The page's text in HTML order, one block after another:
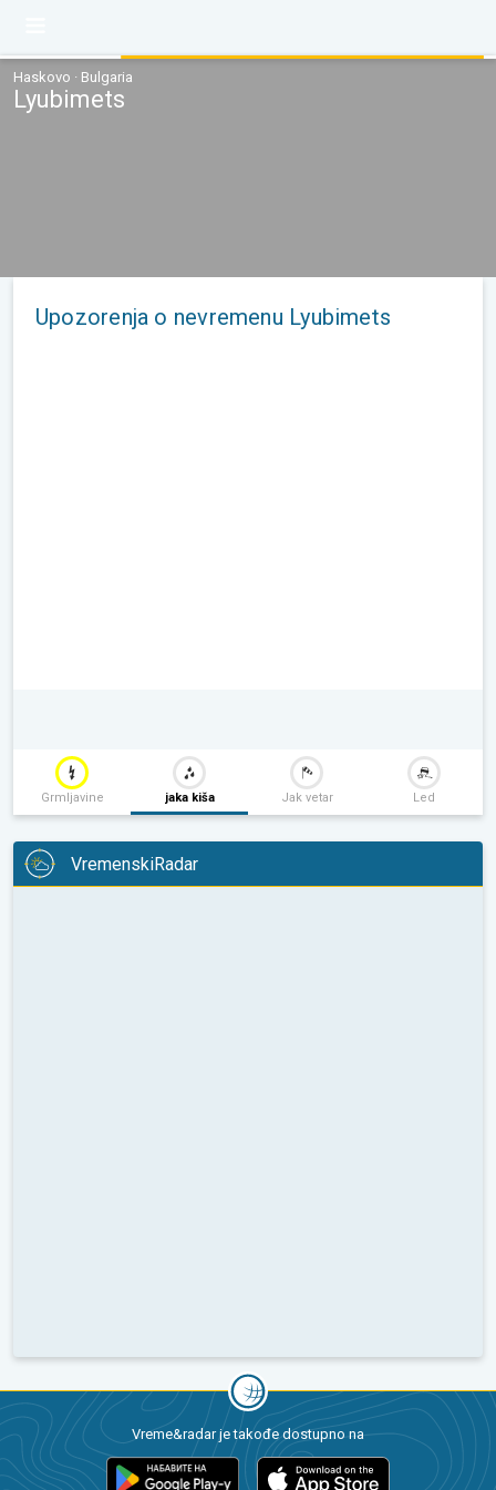
Haskovo · Bulgaria
Lyubimets
Upozorenja o nevremenu Lyubimets
Grmljavine jaka kiša Jak vetar Led
VremenskiRadar
Vreme&radar je takođe dostupno na